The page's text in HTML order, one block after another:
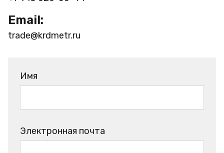
Email:
trade@krdmetr.ru
Имя
Электронная почта